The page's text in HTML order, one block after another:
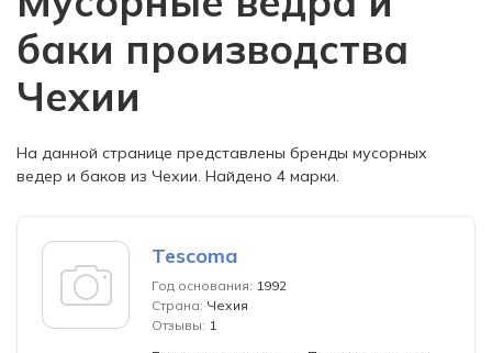
баки производства
Чехии
На данной странице представлены бренды мусорных
ведер и баков из Чехии. Найдено 4 марки.
Tescoma
Год основания: 1992
Страна: Чехия
Отзывы: 1